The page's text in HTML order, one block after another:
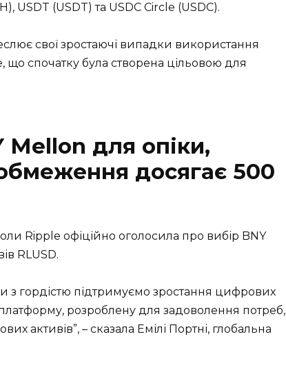
USDT (USDT) та USDC Circle (USDC).
свої зростаючі випадки використання
що спочатку була створена цільовою для
Mellon для опіки,
досягає 500
Ripple офіційно оголосила про вибір BNY
RLUSD.
з гордістю підтримуємо зростання цифрових
розроблену для задоволення потреб,
активів”, – сказала Емілі Портні, глобальна